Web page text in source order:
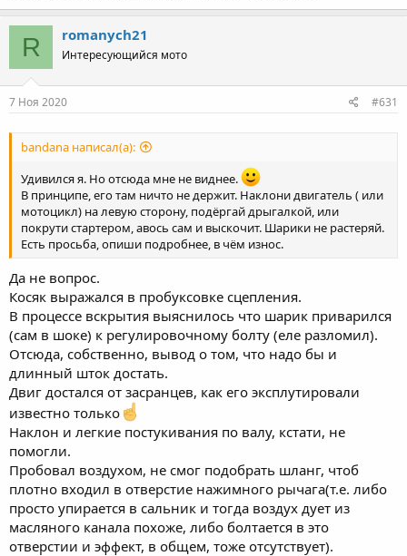
R romanych21
Интересующийся мото
7 Ноя 2020 #631
bandana написал(а):
Удивился я. Но отсюда мне не виднее.
В принципе, его там ничто не держит. Наклони двигатель ( или
мотоцикл) на левую сторону, подёргай дрыгалкой, или
покрути стартером, авось сам и выскочит. Шарики не растеряй.
Есть просьба, опиши подробнее, в чём износ.
Да не вопрос.
Косяк выражался в пробуксовке сцепления.
В процессе вскрытия выяснилось что шарик приварился
(сам в шоке) к регулировочному болту (еле разломил).
Отсюда, собственно, вывод о том, что надо бы и
длинный шток достать.
Двиг достался от засранцев, как его эксплутировали
известно только
Наклон и легкие постукивания по валу, кстати, не
помогли.
Пробовал воздухом, не смог подобрать шланг, чтоб
плотно входил в отверстие нажимного рычага(т.е. либо
просто упирается в сальник и тогда воздух дует из
масляного канала похоже, либо болтается в это
отверстии и эффект, в общем, тоже отсутствует).